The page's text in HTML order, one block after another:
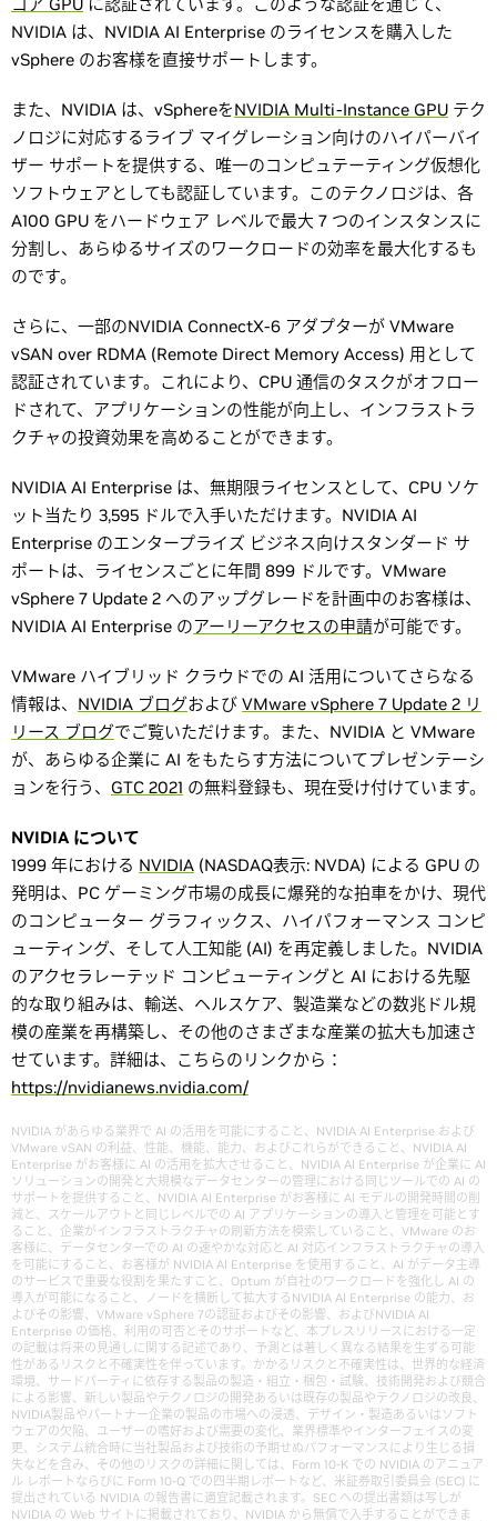
NVIDIA は、NVIDIA AI Enterprise のライセンスを購入した
vSphere のお客様を直接サポートします。
また、NVIDIA は、vSphereをNVIDIA Multi-Instance GPU テク
ノロジに対応するライブ マイグレーション向けのハイパーバイ
ザー サポートを提供する、唯一のコンピュテーティング仮想化
ソフトウェアとしても認証しています。このテクノロジは、各
A100 GPU をハードウェア レベルで最大 7 つのインスタンスに
分割し、あらゆるサイズのワークロードの効率を最大化するも
のです。
さらに、一部のNVIDIA ConnectX-6 アダプターが VMware
vSAN over RDMA (Remote Direct Memory Access) 用として
認証されています。これにより、CPU 通信のタスクがオフロー
ドされて、アプリケーションの性能が向上し、インフラストラ
クチャの投資効果を高めることができます。
NVIDIA AI Enterprise は、無期限ライセンスとして、CPU ソケ
ット当たり 3,595 ドルで入手いただけます。NVIDIA AI
Enterprise のエンタープライズ ビジネス向けスタンダード サ
ポートは、ライセンスごとに年間 899 ドルです。VMware
vSphere 7 Update 2 へのアップグレードを計画中のお客様は、
NVIDIA AI Enterprise のアーリーアクセスの申請が可能です。
VMware ハイブリッド クラウドでの AI 活用についてさらなる
情報は、 NVIDIA ブログおよび VMware vSphere 7 Update 2 リ
リース ブログでご覧いただけます。また、NVIDIA と VMware
が、あらゆる企業に AI をもたらす方法についてプレゼンテーシ
ョンを行う、 GTC 2021 の無料登録も、現在受け付けています。
NVIDIA について
1999 年における NVIDIA (NASDAQ表示: NVDA) による GPU の
発明は、PC ゲーミング市場の成長に爆発的な拍車をかけ、現代
のコンピューター グラフィックス、ハイパフォーマンス コンピ
ューティング、そして人工知能 (AI) を再定義しました。NVIDIA
のアクセラレーテッド コンピューティングと AI における先駆
的な取り組みは、輸送、ヘルスケア、製造業などの数兆ドル規
模の産業を再構築し、その他のさまざまな産業の拡大も加速さ
せています。詳細は、こちらのリンクから：
https://nvidianews.nvidia.com/
NVIDIA があらゆる業界で AI の活用を可能にすること、NVIDIA AI Enterprise および
VMware vSAN の利益、性能、機能、能力、およびこれらができること、NVIDIA AI
Enterprise がお客様に AI の活用を拡大させること、NVIDIA AI Enterprise が企業に AI
ソリューションの開発と大規模なデータセンターの管理における同じツールでの AI の
サポートを提供すること、NVIDIA AI Enterprise がお客様に AI モデルの開発時間の削
減と、スケールアウトと同じレベルでの AI アプリケーションの導入と管理を可能とす
ること、企業がインフラストラクチャの刷新方法を模索していること、VMware のお
客様に、データセンターでの AI の速やかな対応と AI 対応インフラストラクチャの導入
を可能にすること、お客様が NVIDIA AI Enterprise を使用すること、AI がデータ主導
のサービスで重要な役割を果たすこと、Optum が自社のワークロードを強化し AI の
導入が可能になること、ノードを横断して拡大するNVIDIA AI Enterprise の能力、お
よびその影響、VMware vSphere 7の認証およびその影響、およびNVIDIA AI
Enterprise の価格、利用の可否とそのサポートなど、本プレスリリースにおける一定
の記載は将来の見通しに関する記述であり、予測とは著しく異なる結果を生ずる可能
性があるリスクと不確実性を伴っています。かかるリスクと不確実性は、世界的な経済
環境、サードパーティに依存する製品の製造・組立・梱包・試験、技術開発および競合
による影響、新しい製品やテクノロジの開発あるいは既存の製品やテクノロジの改良、
NVIDIA製品やパートナー企業の製品の市場への浸透、デザイン・製造あるいはソフト
ウェアの欠陥、ユーザーの嗜好および需要の変化、業界標準やインターフェイスの変
更、システム統合時に当社製品および技術の予期せぬパフォーマンスにより生じる損
失などを含み、その他のリスクの詳細に関しては、Form 10-K での NVIDIA のアニュア
ル レポートならびに Form 10-Q での四半期レポートなど、米証券取引委員会 (SEC) に
提出されている NVIDIA の報告書に適宜記載されます。SEC への提出書類は写しが
NVIDIA の Web サイトに掲載されており、NVIDIA から無償で入手することができま